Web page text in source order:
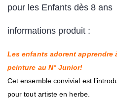
pour les Enfants dès 8 ans
informations produit :
Les enfants adorent apprendre
peinture au N° Junior!
Cet ensemble convivial est
pour tout artiste en herbe.